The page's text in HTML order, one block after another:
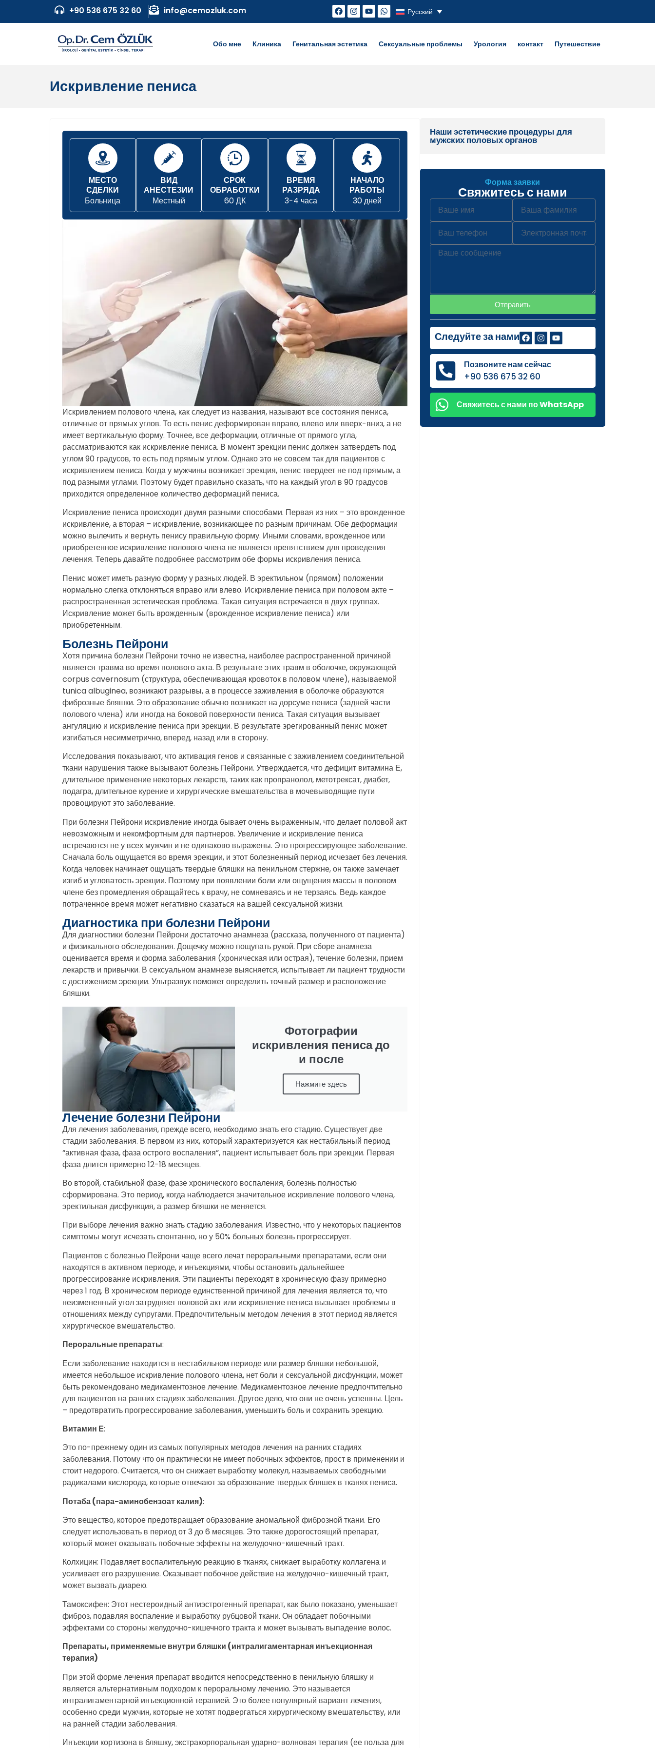
+90 536 675 32 60 info@cemozluk.com Русский
Обо мне Клиника Генитальная эстетика Сексуальные проблемы Урология контакт Путешествие
Искривление пениса
МЕСТО
СДЕЛКИ
Больница
ВИД
АНЕСТЕЗИИ
Местный
СРОК
ОБРАБОТКИ
60 ДК
ВРЕМЯ
РАЗРЯДА
3-4 часа
НАЧАЛО
РАБОТЫ
30 дней
Искривлением полового члена, как следует из названия, называют все состояния пениса,
отличные от прямых углов. То есть пенис деформирован вправо, влево или вверх-вниз, а не
имеет вертикальную форму. Точнее, все деформации, отличные от прямого угла,
рассматриваются как искривление пениса. В момент эрекции пенис должен затвердеть под
углом 90 градусов, то есть под прямым углом. Однако это не совсем так для пациентов с
искривлением пениса. Когда у мужчины возникает эрекция, пенис твердеет не под прямым, а
под разными углами. Поэтому будет правильно сказать, что на каждый угол в 90 градусов
приходится определенное количество деформаций пениса.
Искривление пениса происходит двумя разными способами. Первая из них – это врожденное
искривление, а вторая – искривление, возникающее по разным причинам. Обе деформации
можно вылечить и вернуть пенису правильную форму. Иными словами, врожденное или
приобретенное искривление полового члена не является препятствием для проведения
лечения. Теперь давайте подробнее рассмотрим обе формы искривления пениса.
Пенис может иметь разную форму у разных людей. В эректильном (прямом) положении
нормально слегка отклоняться вправо или влево. Искривление пениса при половом акте –
распространенная эстетическая проблема. Такая ситуация встречается в двух группах.
Искривление может быть врожденным (врожденное искривление пениса) или
приобретенным.
Болезнь Пейрони
Хотя причина болезни Пейрони точно не известна, наиболее распространенной причиной
является травма во время полового акта. В результате этих травм в оболочке, окружающей
corpus cavernosum (структура, обеспечивающая кровоток в половом члене), называемой
tunica albuginea, возникают разрывы, а в процессе заживления в оболочке образуются
фиброзные бляшки. Это образование обычно возникает на дорсуме пениса (задней части
полового члена) или иногда на боковой поверхности пениса. Такая ситуация вызывает
ангуляцию и искривление пениса при эрекции. В результате эрегированный пенис может
изгибаться несимметрично, вперед, назад или в сторону.
Исследования показывают, что активация генов и связанные с заживлением соединительной
ткани нарушения также вызывают болезнь Пейрони. Утверждается, что дефицит витамина Е,
длительное применение некоторых лекарств, таких как пропранолол, метотрексат, диабет,
подагра, длительное курение и хирургические вмешательства в мочевыводящие пути
провоцируют это заболевание.
При болезни Пейрони искривление иногда бывает очень выраженным, что делает половой акт
невозможным и некомфортным для партнеров. Увеличение и искривление пениса
встречаются не у всех мужчин и не одинаково выражены. Это прогрессирующее заболевание.
Сначала боль ощущается во время эрекции, и этот болезненный период исчезает без лечения.
Когда человек начинает ощущать твердые бляшки на пенильном стержне, он также замечает
изгиб и угловатость эрекции. Поэтому при появлении боли или ощущения массы в половом
члене без промедления обращайтесь к врачу, не сомневаясь и не терзаясь. Ведь каждое
потраченное время может негативно сказаться на вашей сексуальной жизни.
Диагностика при болезни Пейрони
Для диагностики болезни Пейрони достаточно анамнеза (рассказа, полученного от пациента)
и физикального обследования. Дощечку можно пощупать рукой. При сборе анамнеза
оценивается время и форма заболевания (хроническая или острая), течение болезни, прием
лекарств и привычки. В сексуальном анамнезе выясняется, испытывает ли пациент трудности
с достижением эрекции. Ультразвук поможет определить точный размер и расположение
бляшки.
Фотографии
искривления пениса до
и после
Нажмите здесь
Лечение болезни Пейрони
Для лечения заболевания, прежде всего, необходимо знать его стадию. Существует две
стадии заболевания. В первом из них, который характеризуется как нестабильный период
“активная фаза, фаза острого воспаления”, пациент испытывает боль при эрекции. Первая
фаза длится примерно 12-18 месяцев.
Во второй, стабильной фазе, фазе хронического воспаления, болезнь полностью
сформирована. Это период, когда наблюдается значительное искривление полового члена,
эректильная дисфункция, а размер бляшки не меняется.
При выборе лечения важно знать стадию заболевания. Известно, что у некоторых пациентов
симптомы могут исчезать спонтанно, но у 50% больных болезнь прогрессирует.
Пациентов с болезнью Пейрони чаще всего лечат пероральными препаратами, если они
находятся в активном периоде, и инъекциями, чтобы остановить дальнейшее
прогрессирование искривления. Эти пациенты переходят в хроническую фазу примерно
через 1 год. В хроническом периоде единственной причиной для лечения является то, что
неизмененный угол затрудняет половой акт или искривление пениса вызывает проблемы в
отношениях между супругами. Предпочтительным методом лечения в этот период является
хирургическое вмешательство.
Пероральные препараты:
Если заболевание находится в нестабильном периоде или размер бляшки небольшой,
имеется небольшое искривление полового члена, нет боли и сексуальной дисфункции, может
быть рекомендовано медикаментозное лечение. Медикаментозное лечение предпочтительно
для пациентов на ранних стадиях заболевания. Другое дело, что они не очень успешны. Цель
– предотвратить прогрессирование заболевания, уменьшить боль и сохранить эрекцию.
Витамин Е:
Это по-прежнему один из самых популярных методов лечения на ранних стадиях
заболевания. Потому что он практически не имеет побочных эффектов, прост в применении и
стоит недорого. Считается, что он снижает выработку молекул, называемых свободными
радикалами кислорода, которые отвечают за образование твердых бляшек в тканях пениса.
Потаба (пара-аминобензоат калия):
Это вещество, которое предотвращает образование аномальной фиброзной ткани. Его
следует использовать в период от 3 до 6 месяцев. Это также дорогостоящий препарат,
который может оказывать побочные эффекты на желудочно-кишечный тракт.
Колхицин: Подавляет воспалительную реакцию в тканях, снижает выработку коллагена и
усиливает его разрушение. Оказывает побочное действие на желудочно-кишечный тракт,
может вызвать диарею.
Тамоксифен: Этот нестероидный антиэстрогенный препарат, как было показано, уменьшает
фиброз, подавляя воспаление и выработку рубцовой ткани. Он обладает побочными
эффектами со стороны желудочно-кишечного тракта и может вызывать выпадение волос.
Препараты, применяемые внутри бляшки (интралигаментарная инъекционная
терапия)
При этой форме лечения препарат вводится непосредственно в пенильную бляшку и
является альтернативным подходом к пероральному лечению. Это называется
интралигаментарной инъекционной терапией. Это более популярный вариант лечения,
особенно среди мужчин, которые не хотят подвергаться хирургическому вмешательству, или
на ранней стадии заболевания.
Инъекции кортизона в бляшку, экстракорпоральная ударно-волновая терапия (ее польза для
Наши эстетические процедуры для
мужских половых органов
Форма заявки
Свяжитесь с нами
Отправить
Следуйте за нами
Позвоните нам сейчас
+90 536 675 32 60
Свяжитесь с нами по WhatsApp